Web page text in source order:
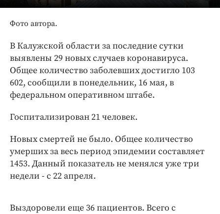
Блоги
Издания
Интересное чтиво
Клиника года
Бренд года
Работодатель года
Фото автора.
В Калужской области за последние сутки
выявлены 29 новых случаев коронавируса.
Общее количество заболевших достигло 103
602, сообщили в понедельник, 16 мая, в
федеральном оперативном штабе.
Госпитализирован 21 человек.
Новых смертей не было. Общее количество
умерших за весь период эпидемии составляет
1453. Данный показатель не менялся уже три
недели - с 22 апреля.
Выздоровели еще 36 пациентов. Всего с